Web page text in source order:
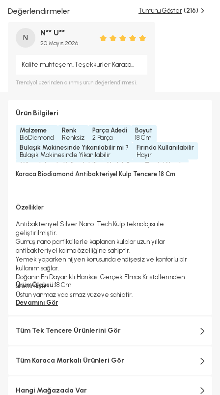
Değerlendirmeler Tümünü Göster (216)
N
N** U**
20 Mayıs 2026
Kalite muhteşem..Teşekkürler Karaca...
Trendyol üzerinden alınmış ürün değerlendirmesi.
Ürün Bilgileri
Malzeme
BioDiamond
Renk
Renksiz
Parça Adedi
2 Parça
Boyut
18 Cm
Bulaşık Makinesinde Yıkanılabilir mi ?
Bulaşık Makinesinde Yıkanılabilir
Fırında Kullanılabilir
Hayır
Mikrodalgada Kullanılabilir
Hayır
Yedek Parça Temini Yapılır
Evet
Bakalit Kulp
Karaca Biodiamond Antibakteriyel Kulp Tencere 18 Cm
Özellikler
Antibakteriyel Silver Nano-Tech Kulp teknolojisi ile
geliştirilmiştir.
Gümüş nano partiküllerle kaplanan kulplar uzun yıllar
antibakteriyel kalma özelliğine sahiptir.
Yemek yaparken hijyen konusunda endişesiz ve konforlu bir
kullanım sağlar.
Doğanın En Dayanıklı Harikası Gerçek Elmas Kristallerinden
üretilmiştir.
Üstün yanmaz yapışmaz yüzeye sahiptir.
Ultra dayanıklılık sunar.
Bulaşık makinesinde yıkanabiir.
Ürün Ölçüsü:18 Cm
Devamını Gör
Tüm Tek Tencere Ürünlerini Gör
Tüm Karaca Markalı Ürünleri Gör
Hangi Mağazada Var